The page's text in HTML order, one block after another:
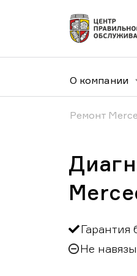
О компании
Ремонт
Гарантия
Не